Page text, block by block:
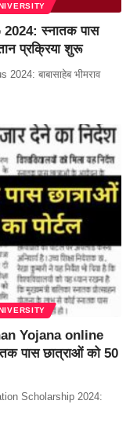
स्नातक पास
प्रक्रिया शुरू
बाबासाहेब भीमराव
Yojana online
पास छात्राओं को 50
Scholarship 2024: